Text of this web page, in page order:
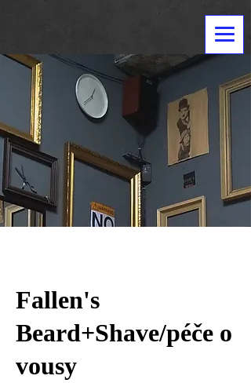
Fallen's
Beard+Shave/péče o
vousy